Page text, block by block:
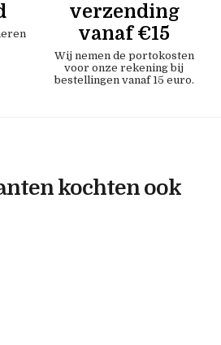
verzending
vanaf €15
Wij nemen de portokosten
voor onze rekening bij
bestellingen vanaf 15 euro.
kochten ook